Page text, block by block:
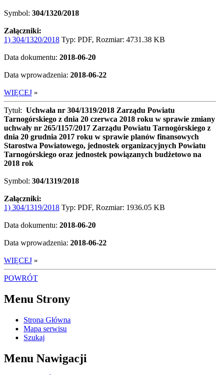
Symbol: 304/1320/2018
Załączniki:
1) 304/1320/2018 Typ: PDF, Rozmiar: 4731.38 KB
Data dokumentu: 2018-06-20
Data wprowadzenia: 2018-06-22
WIĘCEJ »
Tytuł: Uchwała nr 304/1319/2018 Zarządu Powiatu
Tarnogórskiego z dnia 20 czerwca 2018 roku w sprawie zmiany
uchwały nr 265/1157/2017 Zarządu Powiatu Tarnogórskiego z
dnia 20 grudnia 2017 roku w sprawie planów finansowych
Starostwa Powiatowego, jednostek organizacyjnych Powiatu
Tarnogórskiego oraz jednostek powiązanych budżetowo na
2018 rok
Symbol: 304/1319/2018
Załączniki:
1) 304/1319/2018 Typ: PDF, Rozmiar: 1936.05 KB
Data dokumentu: 2018-06-20
Data wprowadzenia: 2018-06-22
WIĘCEJ »
POWRÓT
Menu Strony
Strona Główna
Mapa serwisu
Szukaj
Menu Nawigacji